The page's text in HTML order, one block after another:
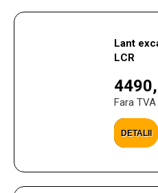
Lant
LCR
Fara TVA
DETALII